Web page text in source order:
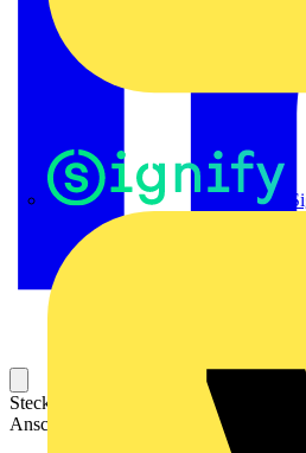
Steckbarer Leiterplatten-Anschluss mit
Anschlusstechnologie für eine sichere